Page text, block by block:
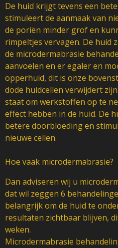
De huid krijgt tevens een
stimuleert de aanmaak van
de poriën minder grof en
rimpeltjes vervagen. De huid
de microdermabrasie
aanvoelen en er egaler en
opperhuid, dit is onze
dode huidcellen verwijdert
staat om werkstoffen op te
effect hebben in de huid. De
betere doorbloeding en
nieuwe cellen.
Hoe vaak microdermabrasie?
Dan adviseren wij u
dat wil zeggen 6
belangrijk om de huid te
resultaten zichtbaar blijven,
weken.
Microdermabrasie